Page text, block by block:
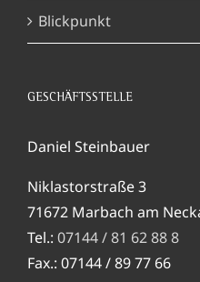
Blickpunkt
GESCHÄFTSSTELLE
Daniel Steinbauer
Niklastorstraße 3
71672 Marbach am
Tel.: 07144 / 81 62 88 8
Fax.: 07144 / 89 77 66